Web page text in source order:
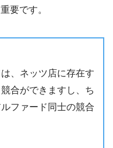
要です。
、ネッツ店に存在す
合ができますし、ち
ファード同士の競合